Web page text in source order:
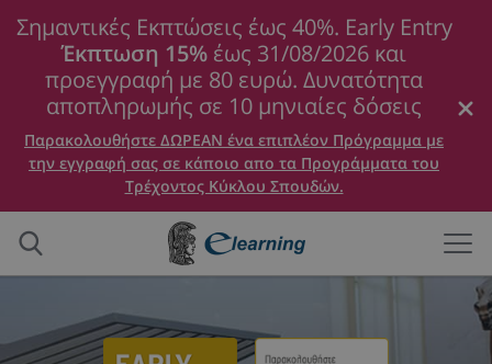
Σημαντικές Εκπτώσεις έως 40%. Early Entry
Έκπτωση 15% έως 31/08/2026 και
προεγγραφή με 80 ευρώ. Δυνατότητα
αποπληρωμής σε 10 μηνιαίες δόσεις
Παρακολουθήστε ΔΩΡΕΑΝ ένα επιπλέον Πρόγραμμα με
την εγγραφή σας σε κάποιο απο τα Προγράμματα του
Τρέχοντος Κύκλου Σπουδών.